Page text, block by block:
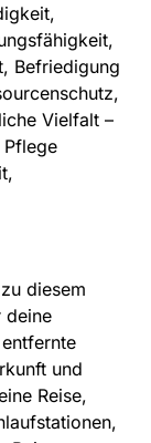
Befriedigung
Vielfalt –
diesem
deine
und
Reise,